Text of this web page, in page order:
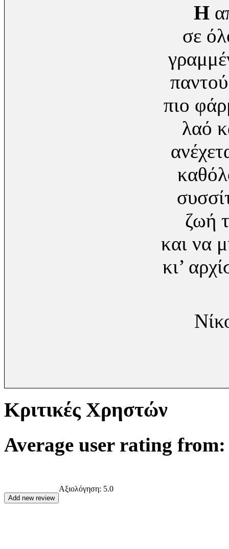
Η
σε
πιο
λαό
ζωή
και να
κι’
Κριτικές Χρηστών
Average user rating from:
Αξιολόγηση: 5.0